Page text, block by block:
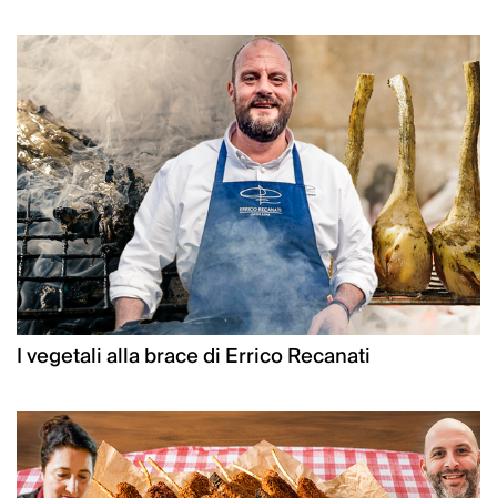
I vegetali alla brace di Errico Recanati